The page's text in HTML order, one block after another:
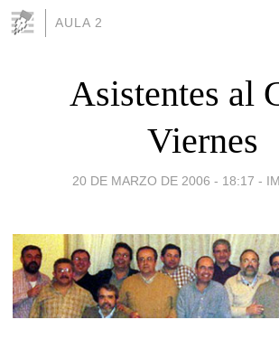
AULA 2
Asistentes al
Viernes
20 DE MARZO DE 2006 - 18:17 -